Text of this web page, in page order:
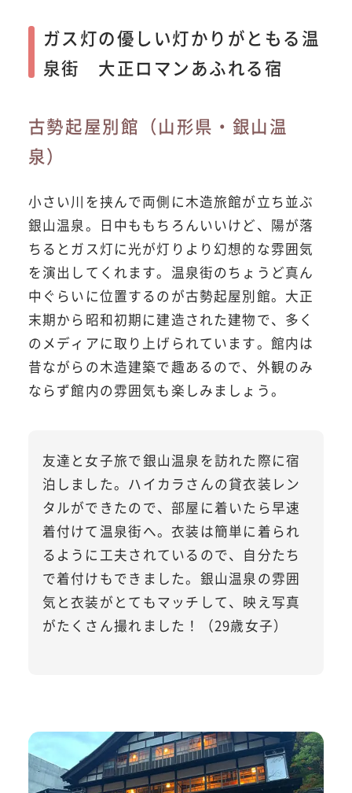
ガス灯の優しい灯かりがともる温
泉街 大正ロマンあふれる宿
古勢起屋別館（山形県・銀山温
泉）
小さい川を挟んで両側に木造旅館が立ち並ぶ
銀山温泉。日中ももちろんいいけど、陽が落
ちるとガス灯に光が灯りより幻想的な雰囲気
を演出してくれます。温泉街のちょうど真ん
中ぐらいに位置するのが古勢起屋別館。大正
末期から昭和初期に建造された建物で、多く
のメディアに取り上げられています。館内は
昔ながらの木造建築で趣あるので、外観のみ
ならず館内の雰囲気も楽しみましょう。
友達と女子旅で銀山温泉を訪れた際に宿
泊しました。ハイカラさんの貸衣装レン
タルができたので、部屋に着いたら早速
着付けて温泉街へ。衣装は簡単に着られ
るように工夫されているので、自分たち
で着付けもできました。銀山温泉の雰囲
気と衣装がとてもマッチして、映え写真
がたくさん撮れました！（29歳女子）